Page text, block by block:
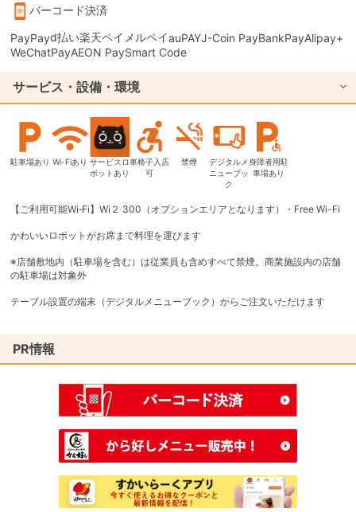
バーコード決済
PayPayd払い楽天ペイ メルペイauPAYJ-Coin PayBankPayAlipay+
WeChatPayAEON PaySmart Code
サービス・設備・環境
駐車場あり Wi-Fiあり サービスロ
ボットあり
車椅子入店
可
禁煙
デジタルメ
ニューブッ
ク
身障者用駐
車場あり
【ご利用可能Wi‐Fi】Wi２ 300（オプションエリアとなります）・Free Wi-Fi
かわいいロボットがお席まで料理を運びます
※店舗敷地内（駐車場を含む）は従業員も含めすべて禁煙。商業施設内の店舗
の駐車場は対象外
テーブル設置の端末（デジタルメニューブック）からご注文いただけます
PR情報